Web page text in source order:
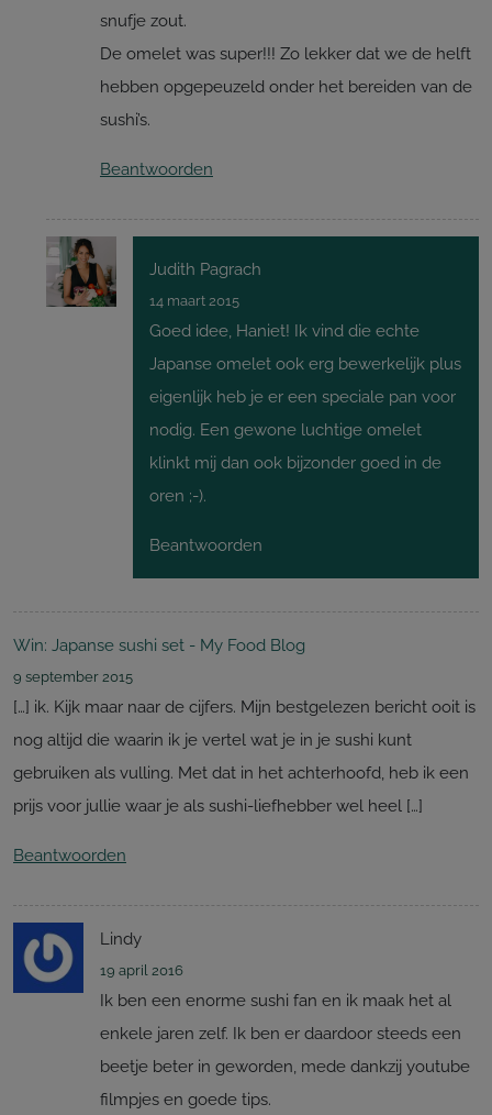
snufje zout.
De omelet was super!!! Zo lekker dat we de helft
hebben opgepeuzeld onder het bereiden van de
sushi’s.
Beantwoorden
Judith Pagrach
14 maart 2015
Goed idee, Haniet! Ik vind die echte
Japanse omelet ook erg bewerkelijk plus
eigenlijk heb je er een speciale pan voor
nodig. Een gewone luchtige omelet
klinkt mij dan ook bijzonder goed in de
oren ;-).
Beantwoorden
Win: Japanse sushi set - My Food Blog
9 september 2015
[…] ik. Kijk maar naar de cijfers. Mijn bestgelezen bericht ooit is
nog altijd die waarin ik je vertel wat je in je sushi kunt
gebruiken als vulling. Met dat in het achterhoofd, heb ik een
prijs voor jullie waar je als sushi-liefhebber wel heel […]
Beantwoorden
Lindy
19 april 2016
Ik ben een enorme sushi fan en ik maak het al
enkele jaren zelf. Ik ben er daardoor steeds een
beetje beter in geworden, mede dankzij youtube
filmpjes en goede tips.